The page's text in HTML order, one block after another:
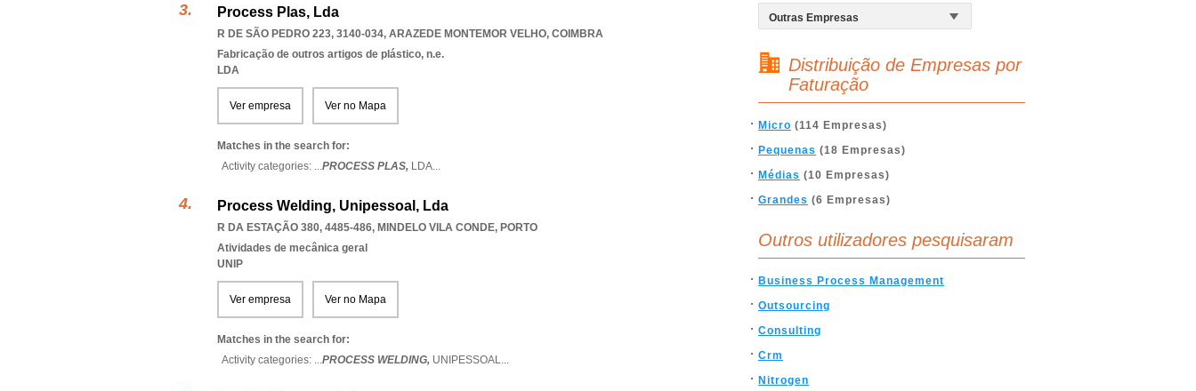
Process Plas, Lda
R DE SÃO PEDRO 223, 3140-034, ARAZEDE MONTEMOR VELHO, COIMBRA
Fabricação de outros artigos de plástico, n.e.
LDA
Ver empresa Ver no Mapa
Matches in the search for:
Activity categories: ...PROCESS PLAS, LDA...
Process Welding, Unipessoal, Lda
R DA ESTAÇÃO 380, 4485-486, MINDELO VILA CONDE, PORTO
Atividades de mecânica geral
UNIP
Ver empresa Ver no Mapa
Matches in the search for:
Activity categories: ...PROCESS WELDING, UNIPESSOAL...
Distribuição de Empresas por
Faturação
Micro (114 Empresas)
Pequenas (18 Empresas)
Médias (10 Empresas)
Grandes (6 Empresas)
Outros utilizadores pesquisaram
Business Process Management
Outsourcing
Consulting
Crm
Nitrogen